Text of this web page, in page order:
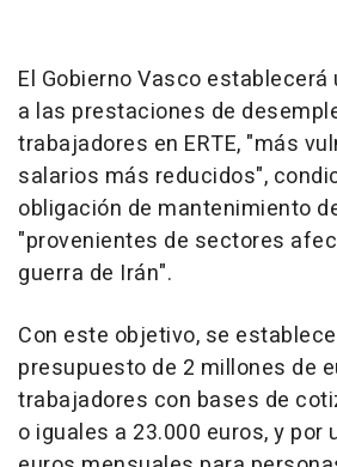
El Gobierno Vasco
a las prestaciones de
trabajadores en ERTE, "más
salarios más reducidos",
obligación de mantenimiento
"provenientes de sectores
guerra de Irán".
Con este objetivo, se
presupuesto de 2 millones de
trabajadores con bases de
o iguales a 23.000 euros, y por